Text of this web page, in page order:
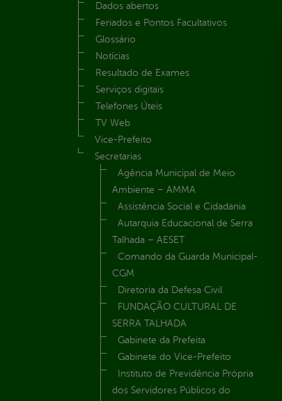
Dados abertos
Feriados e Pontos Facultativos
Glossário
Notícias
Resultado de Exames
Serviços digitais
Telefones Úteis
TV Web
Vice-Prefeito
Secretarias
Agência Municipal de Meio
Ambiente – AMMA
Assistência Social e Cidadania
Autarquia Educacional de Serra
Talhada – AESET
Comando da Guarda Municipal-
CGM
Diretoria da Defesa Civil
FUNDAÇÃO CULTURAL DE
SERRA TALHADA
Gabinete da Prefeita
Gabinete do Vice-Prefeito
Instituto de Previdência Própria
dos Servidores Públicos do